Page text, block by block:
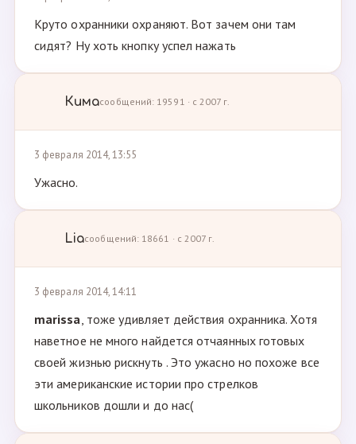
Круто охранники охраняют. Вот зачем они там
сидят? Ну хоть кнопку успел нажать
Кимасообщений: 19591 · с 2007 г.
3 февраля 2014, 13:55
Ужасно.
Liaсообщений: 18661 · с 2007 г.
3 февраля 2014, 14:11
marissa, тоже удивляет действия охранника. Хотя
наветное не много найдется отчаянных готовых
своей жизнью рискнуть . Это ужасно но похоже все
эти американские истории про стрелков
школьников дошли и до нас(